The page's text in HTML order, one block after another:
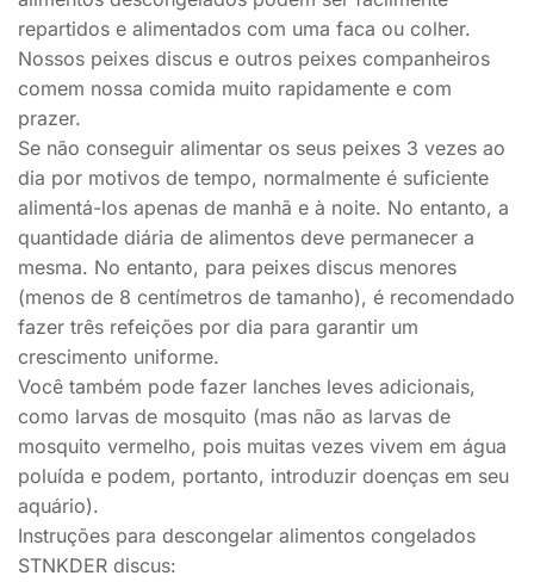
repartidos e alimentados com uma faca ou colher.
Nossos peixes discus e outros peixes companheiros
comem nossa comida muito rapidamente e com
prazer.
Se não conseguir alimentar os seus peixes 3 vezes ao
dia por motivos de tempo, normalmente é suficiente
alimentá-los apenas de manhã e à noite. No entanto, a
quantidade diária de alimentos deve permanecer a
mesma. No entanto, para peixes discus menores
(menos de 8 centímetros de tamanho), é recomendado
fazer três refeições por dia para garantir um
crescimento uniforme.
Você também pode fazer lanches leves adicionais,
como larvas de mosquito (mas não as larvas de
mosquito vermelho, pois muitas vezes vivem em água
poluída e podem, portanto, introduzir doenças em seu
aquário).
Instruções para descongelar alimentos congelados
STNKDER discus: